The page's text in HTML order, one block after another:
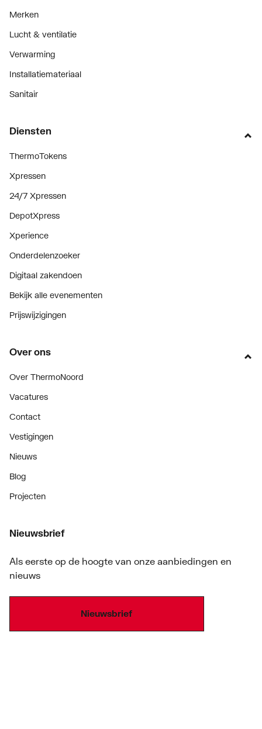
Merken
Lucht & ventilatie
Verwarming
Installatiemateriaal
Sanitair
Diensten
ThermoTokens
Xpressen
24/7 Xpressen
DepotXpress
Xperience
Onderdelenzoeker
Digitaal zakendoen
Bekijk alle evenementen
Prijswijzigingen
Over ons
Over ThermoNoord
Vacatures
Contact
Vestigingen
Nieuws
Blog
Projecten
Nieuwsbrief
Als eerste op de hoogte van onze aanbiedingen en
nieuws
Nieuwsbrief